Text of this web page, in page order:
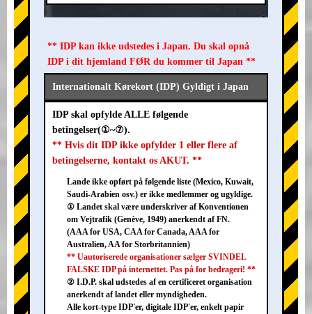
** IDP kan ikke udstedes i Japan. Du skal opnå
IDP i dit hjemland FØR du kommer til Japan **
Internationalt Kørekort (IDP) Gyldigt i Japan
IDP skal opfylde ALLE følgende
betingelser(①~⑦).
** Hvis dit IDP ikke opfylder 1 eller flere af
betingelserne, kontakt os AKUT. **
Lande ikke opført på følgende liste (Mexico, Kuwait,
Saudi-Arabien osv.) er ikke medlemmer og ugyldige.
① Landet skal være underskriver af Konventionen
om Vejtrafik (Genève, 1949) anerkendt af FN.
(AAA for USA, CAA for Canada, AAA for
Australien, AA for Storbritannien)
** Uautoriserede organisationer sælger SVINDEL
FALSKE IDP på internettet. Pas på for bedrageri! **
② I.D.P. skal udstedes af en certificeret organisation
anerkendt af landet eller myndigheden.
Alle kort-type IDP'er, digitale IDP'er, enkelt papir